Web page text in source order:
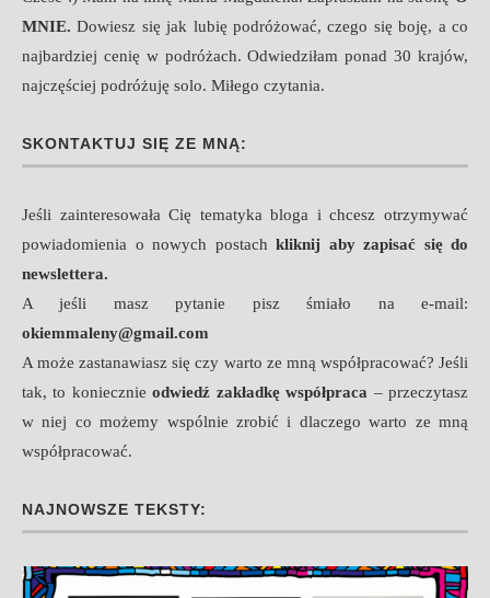
MNIE.Dowiesz się jak lubię podróżować, czego się boję, a co
najbardziej cenię w podróżach. Odwiedziłam ponad 30 krajów,
najczęściej podróżuję solo. Miłego czytania.
SKONTAKTUJ SIĘ ZE MNĄ:
Jeśli zainteresowała Cię tematyka bloga i chcesz otrzymywać
powiadomienia o nowych postach kliknij aby zapisać się do
newslettera.
A jeśli masz pytanie pisz śmiało na e-mail:
okiemmaleny@gmail.com
A może zastanawiasz się czy warto ze mną współpracować? Jeśli
tak, to koniecznieodwiedź zakładkę współpraca – przeczytasz
w niej co możemy wspólnie zrobić i dlaczego warto ze mną
współpracować.
NAJNOWSZE TEKSTY: